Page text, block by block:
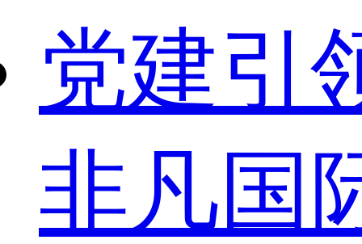
党建引
非凡国